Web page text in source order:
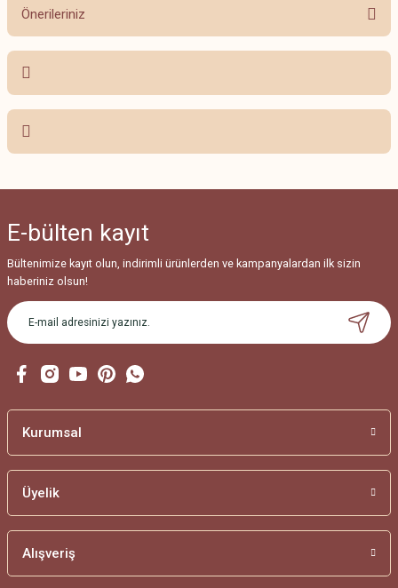
Önerileriniz
Bu ürünün fiyat bilgisi, resim, ürün açıklamalarında ve diğer konularda
yetersiz gördüğünüz noktaları öneri formunu kullanarak tarafımıza
iletebilirsiniz.
Ürün fiyatı diğer sitelerden daha pahalı.
Bu ürüne benzer farklı alternatifler olmalı.
E-bülten kayıt
Bültenimize kayıt olun, indirimli ürünlerden ve kampanyalardan ilk sizin
haberiniz olsun!
Kurumsal
Üyelik
Alışveriş